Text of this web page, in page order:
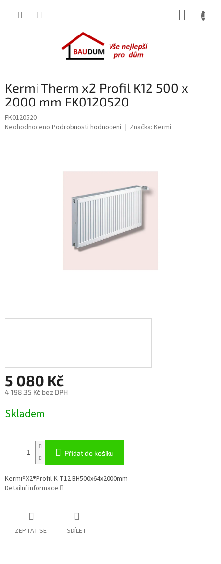
Kermi Therm x2 Profil K12 500 x
2000 mm FK0120520
FK0120520
Průměrné
Neohodnoceno Podrobnosti hodnocení Značka: Kermi
5 080 Kč
4 198,35 Kč bez DPH
cena:
Skladem
Přidat do košíku
Kermi®X2®Profil-K T12 BH500x64x2000mm
Detailní informace
ZEPTAT SE SDÍLET